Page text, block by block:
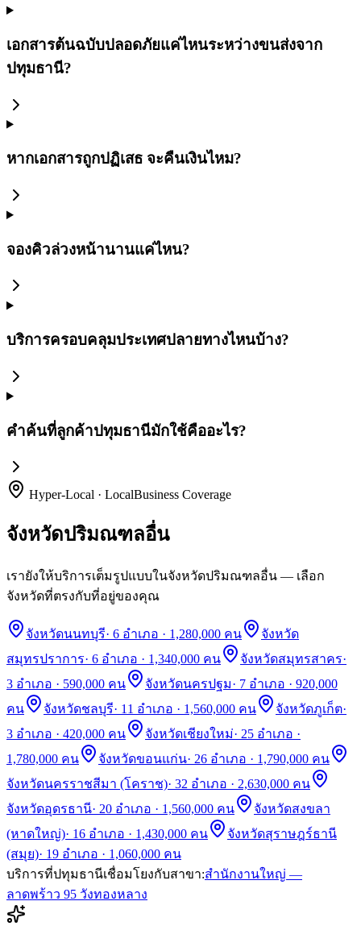
เอกสารต้นฉบับปลอดภัยแค่ไหนระหว่างขนส่งจาก
ปทุมธานี?
หากเอกสารถูกปฏิเสธ จะคืนเงินไหม?
จองคิวล่วงหน้านานแค่ไหน?
บริการครอบคลุมประเทศปลายทางไหนบ้าง?
คำค้นที่ลูกค้าปทุมธานีมักใช้คืออะไร?
Hyper-Local · LocalBusiness Coverage
จังหวัดปริมณฑลอื่น
เรายังให้บริการเต็มรูปแบบในจังหวัดปริมณฑลอื่น — เลือก
จังหวัดที่ตรงกับที่อยู่ของคุณ
จังหวัดนนทบุรี· 6 อำเภอ · 1,280,000 คน
จังหวัด
สมุทรปราการ· 6 อำเภอ · 1,340,000 คน จังหวัดสมุทรสาคร·
3 อำเภอ · 590,000 คน
จังหวัดนครปฐม· 7 อำเภอ · 920,000
คน
จังหวัดชลบุรี· 11 อำเภอ · 1,560,000 คน จังหวัดภูเก็ต·
3 อำเภอ · 420,000 คน
จังหวัดเชียงใหม่· 25 อำเภอ ·
1,780,000 คน
จังหวัดขอนแก่น· 26 อำเภอ · 1,790,000 คน
จังหวัดนครราชสีมา (โคราช)· 32 อำเภอ · 2,630,000 คน
จังหวัดอุดรธานี· 20 อำเภอ · 1,560,000 คน
จังหวัดสงขลา
(หาดใหญ่)· 16 อำเภอ · 1,430,000 คน
จังหวัดสุราษฎร์ธานี
(สมุย)· 19 อำเภอ · 1,060,000 คน
บริการที่ปทุมธานีเชื่อมโยงกับสาขา:สำนักงานใหญ่ —
ลาดพร้าว 95 วังทองหลาง